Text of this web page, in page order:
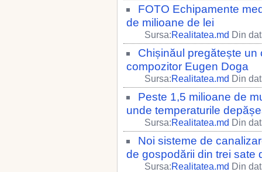
FOTO Echipamente
de milioane de lei
Sursa:Realitatea.md Din
Chișinăul pregătește un
compozitor Eugen Doga
Sursa:Realitatea.md Din
Peste 1,5 milioane de
unde temperaturile
Sursa:Realitatea.md Din
Noi sisteme de
de gospodării din trei sate
Sursa:Realitatea.md Din